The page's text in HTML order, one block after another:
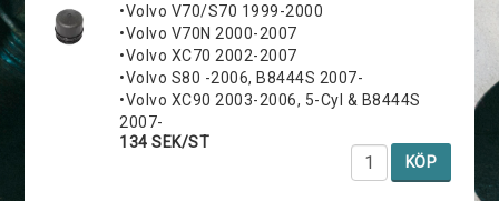
•Volvo V70/S70 1999-2000
•Volvo V70N 2000-2007
•Volvo XC70 2002-2007
•Volvo S80 -2006, B8444S 2007-
•Volvo XC90 2003-2006, 5-Cyl & B8444S
2007-
134 SEK/ST
KÖP